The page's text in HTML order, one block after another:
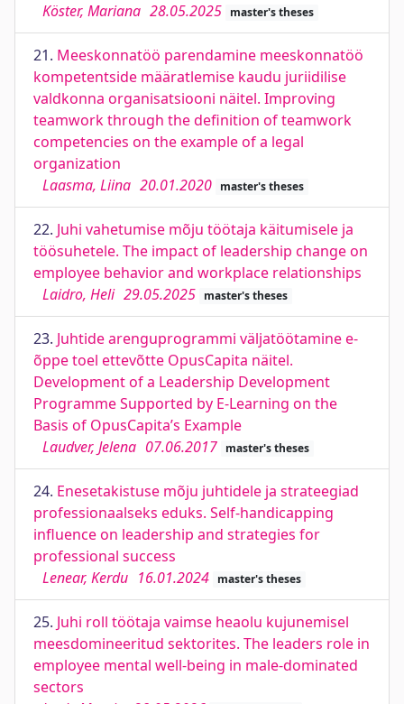
Köster, Mariana 28.05.2025 master's theses
21. Meeskonnatöö parendamine meeskonnatöö
kompetentside määratlemise kaudu juriidilise
valdkonna organisatsiooni näitel. Improving
teamwork through the definition of teamwork
competencies on the example of a legal
organization
Laasma, Liina 20.01.2020 master's theses
22. Juhi vahetumise mõju töötaja käitumisele ja
töösuhetele. The impact of leadership change on
employee behavior and workplace relationships
Laidro, Heli 29.05.2025 master's theses
23. Juhtide arenguprogrammi väljatöötamine e-
õppe toel ettevõtte OpusCapita näitel.
Development of a Leadership Development
Programme Supported by E-Learning on the
Basis of OpusCapita’s Example
Laudver, Jelena 07.06.2017 master's theses
24. Enesetakistuse mõju juhtidele ja strateegiad
professionaalseks eduks. Self-handicapping
influence on leadership and strategies for
professional success
Lenear, Kerdu 16.01.2024 master's theses
25. Juhi roll töötaja vaimse heaolu kujunemisel
meesdomineeritud sektorites. The leaders role in
employee mental well-being in male-dominated
sectors